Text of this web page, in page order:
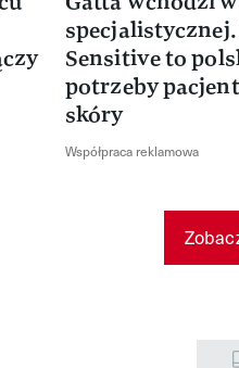
Sensitive to
potrzeby
skóry
Współpraca reklamowa